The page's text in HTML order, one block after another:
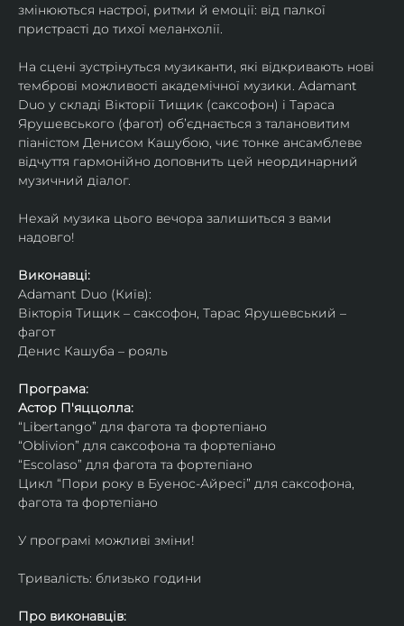
змінюються настрої, ритми й емоції: від палкої
пристрасті до тихої меланхолії.
На сцені зустрінуться музиканти, які відкривають нові
темброві можливості академічної музики. Adamant
Duo у складі Вікторії Тищик (саксофон) і Тараса
Ярушевського (фагот) об’єднається з талановитим
піаністом Денисом Кашубою, чиє тонке ансамблеве
відчуття гармонійно доповнить цей неординарний
музичний діалог.
Нехай музика цього вечора залишиться з вами
надовго!
Виконавці:
Adamant Duo (Київ):
Вікторія Тищик – саксофон, Тарас Ярушевський –
фагот
Денис Кашуба – рояль
Програма:
Астор П'яццолла:
“Libertango” для фагота та фортепіано
“Oblivion” для саксофона та фортепіано
“Escolaso” для фагота та фортепіано
Цикл “Пори року в Буенос-Айресі” для саксофона,
фагота та фортепіано
У програмі можливі зміни!
Тривалість: близько години
Про виконавців: